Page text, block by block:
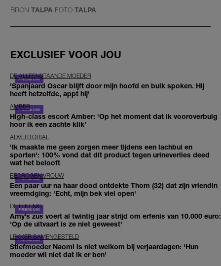
BRON TALPA FOTO TALPA
EXCLUSIEF VOOR JOU
DE ALLEENSTAANDE MOEDER
'Spanjaard Oscar blijft door mijn hoofd en buik spoken. Hij
heeft hetzelfde, appt hij'
AMBER
High-class escort Amber: ‘Op het moment dat ik vooroverbuig
hoor ik een zachte klik’
ADVERTORIAL
'Ik maakte me geen zorgen meer tijdens een lachbui en
sporten': 100% vond dat dít product tegen urineverlies deed
wat het belooft
BEDROGEN VROUW
Een paar uur na haar dood ontdekte Thom (32) dat zijn vriendin
vreemdging: 'Echt, mijn bek viel open'
DE ERFENIS
Amy’s zus voert al twintig jaar strijd om erfenis van 10.000 euro:
'Op de uitvaart is ze niet geweest'
LEKKER SAMENGESTELD
Stiefmoeder Naomi is niet welkom bij verjaardagen: 'Hun
moeder wil niet dat ik er ben'